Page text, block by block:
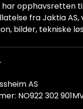
har opphavsretten
fra Jaktia
bilder, tekniske
AS
NO922 302